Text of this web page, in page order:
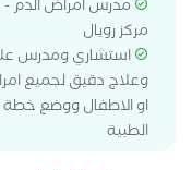
مدرس امراض الدم
مركز رويال
استشاري ومدرس
وعلاج دقيق لجميع
او الاطفال ووضع خطة
الطبية